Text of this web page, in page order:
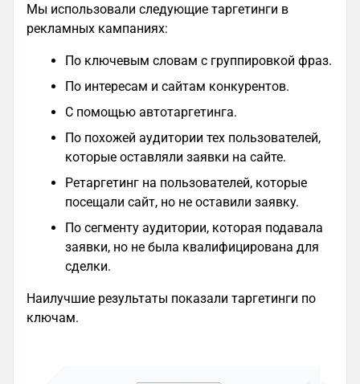
Мы использовали следующие таргетинги в
рекламных кампаниях:
По ключевым словам с группировкой фраз.
По интересам и сайтам конкурентов.
С помощью автотаргетинга.
По похожей аудитории тех пользователей,
которые оставляли заявки на сайте.
Ретаргетинг на пользователей, которые
посещали сайт, но не оставили заявку.
По сегменту аудитории, которая подавала
заявки, но не была квалифицирована для
сделки.
Наилучшие результаты показали таргетинги по
ключам.